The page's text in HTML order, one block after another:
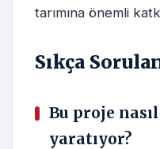
tarımına önemli
Sıkça
Bu proje
yaratıyor?